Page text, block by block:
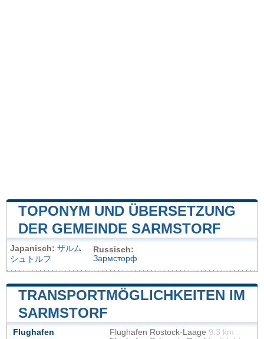
TOPONYM UND ÜBERSETZUNG
DER GEMEINDE SARMSTORF
Japanisch: ザルム
シュトルフ
Russisch:
Зармсторф
TRANSPORTMÖGLICHKEITEN IM
SARMSTORF
Flughafen Flughafen Rostock-Laage 9.3 km